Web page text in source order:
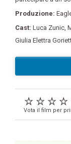
Produzione:
Cast: Luca Zunic,
Giulia Elettra
Vota il film per